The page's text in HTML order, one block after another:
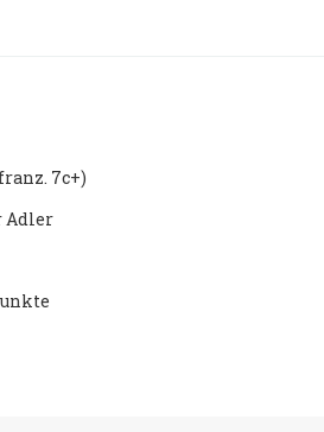
7c+)
Adler